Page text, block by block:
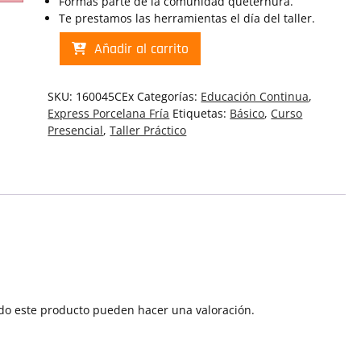
Te prestamos las herramientas el día del taller.
Miniaturas
Sombrero
Monita
y
Cebra
Presencial
Añadir al carrito
SKU: 160045CEx Categorías: Educación Continua,
Express Porcelana Fría Etiquetas: Básico, Curso
Presencial,Taller Práctico
este producto pueden hacer una valoración.